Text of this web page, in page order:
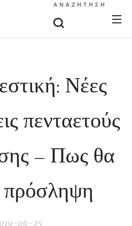
ΑΝΑΖΉΤΗΣΗ
Νέες
πενταετούς
– Πως θα
πρόσληψη
06-25